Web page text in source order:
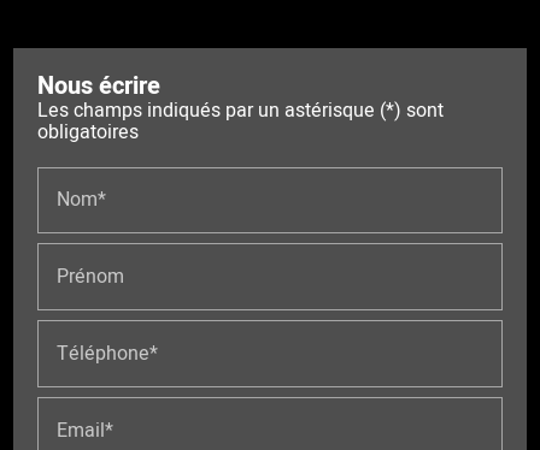
Nous écrire
Les champs indiqués par un astérisque (*) sont
obligatoires
Nom*
Prénom
Téléphone*
Email*